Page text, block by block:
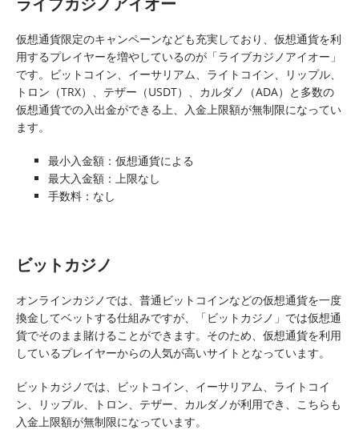
仮想通貨限定のキャンペーンなども充実しており、仮想通貨を利
用するプレイヤーを増やしているのが「ライブカジノアイオー」
です。ビットコイン、イーサリアム、ライトコイン、リップル、
トロン（TRX）、テザー（USDT）、カルダノ（ADA）と多数の
仮想通貨での入出金ができる上、入金上限額が無制限になってい
ます。
最小入金額：仮想通貨による
最大入金額：上限なし
手数料：なし
ビットカジノ
オンラインカジノでは、普通ビットコインなどの仮想通貨を一度
換金してベットする仕組みですが、「ビットカジノ」では仮想通
貨でそのまま賭けることができます。そのため、仮想通貨を利用
しているプレイヤーからの人気が高いサイトとなっています。
ビットカジノでは、ビットコイン、イーサリアム、ライトコイ
ン、リップル、トロン、テザー、カルダノが利用でき、こちらも
入金上限額が無制限になっています。